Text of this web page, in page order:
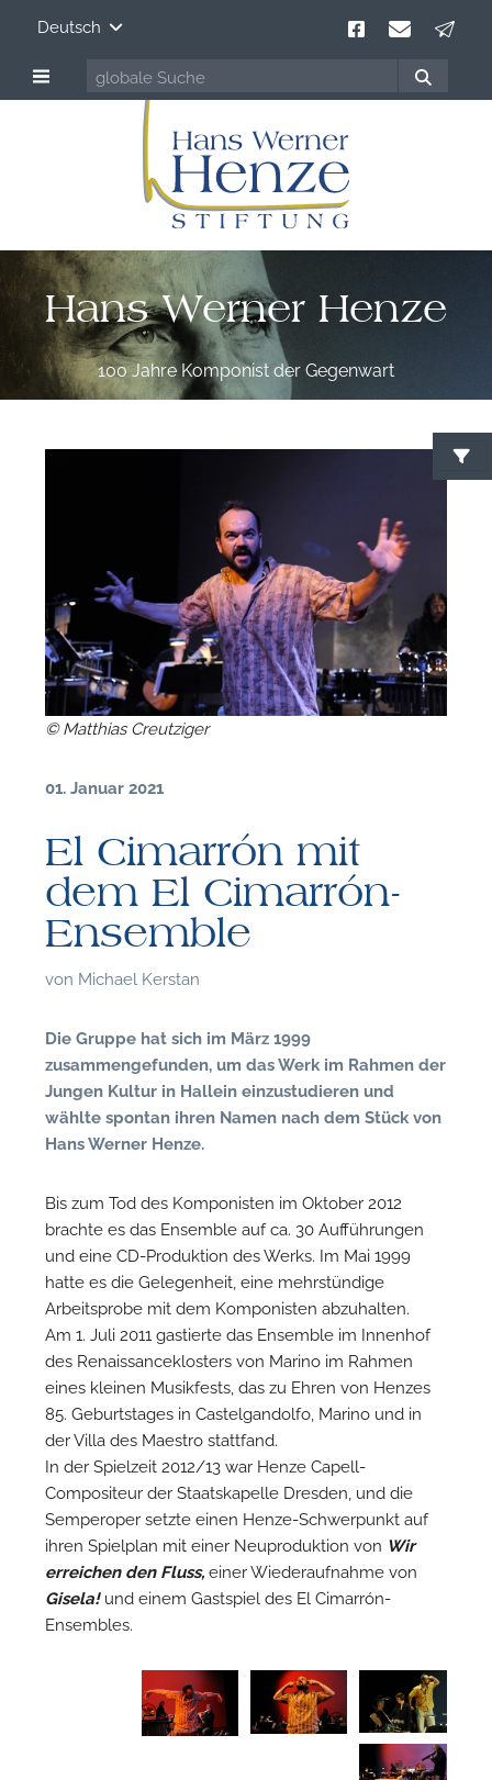
Deutsch
Hans Werner Henze
100 Jahre Komponist der Gegenwart
© Matthias Creutziger
01. Januar 2021
El Cimarrón mit
dem El Cimarrón-
Ensemble
von Michael Kerstan
Die Gruppe hat sich im März 1999
zusammengefunden, um das Werk im Rahmen der
Jungen Kultur in Hallein einzustudieren und
wählte spontan ihren Namen nach dem Stück von
Hans Werner Henze.
Bis zum Tod des Komponisten im Oktober 2012
brachte es das Ensemble auf ca. 30 Aufführungen
und eine CD-Produktion des Werks. Im Mai 1999
hatte es die Gelegenheit, eine mehrstündige
Arbeitsprobe mit dem Komponisten abzuhalten.
Am 1. Juli 2011 gastierte das Ensemble im Innenhof
des Renaissanceklosters von Marino im Rahmen
eines kleinen Musikfests, das zu Ehren von Henzes
85. Geburtstages in Castelgandolfo, Marino und in
der Villa des Maestro stattfand.
In der Spielzeit 2012/13 war Henze Capell-
Compositeur der Staatskapelle Dresden, und die
Semperoper setzte einen Henze-Schwerpunkt auf
ihren Spielplan mit einer Neuproduktion von Wir
erreichen den Fluss, einer Wiederaufnahme von
Gisela!und einem Gastspiel des El Cimarrón-
Ensembles.